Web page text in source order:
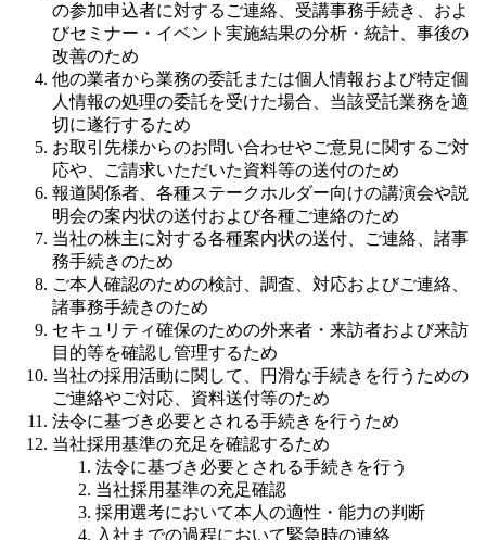
の参加申込者に対するご連絡、受講事務手続き、およ
びセミナー・イベント実施結果の分析・統計、事後の
改善のため
他の業者から業務の委託または個人情報および特定個
人情報の処理の委託を受けた場合、当該受託業務を適
切に遂行するため
お取引先様からのお問い合わせやご意見に関するご対
応や、ご請求いただいた資料等の送付のため
報道関係者、各種ステークホルダー向けの講演会や説
明会の案内状の送付および各種ご連絡のため
当社の株主に対する各種案内状の送付、ご連絡、諸事
務手続きのため
ご本人確認のための検討、調査、対応およびご連絡、
諸事務手続きのため
セキュリティ確保のための外来者・来訪者および来訪
目的等を確認し管理するため
当社の採用活動に関して、円滑な手続きを行うための
ご連絡やご対応、資料送付等のため
法令に基づき必要とされる手続きを行うため
当社採用基準の充足を確認するため
法令に基づき必要とされる手続きを行う
当社採用基準の充足確認
採用選考において本人の適性・能力の判断
入社までの過程において緊急時の連絡